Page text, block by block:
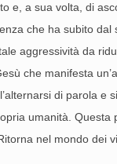
e, a sua volta, di
che ha subito dal
aggressività da
che manifesta
di parola e
umanità. Questa
nel mondo dei